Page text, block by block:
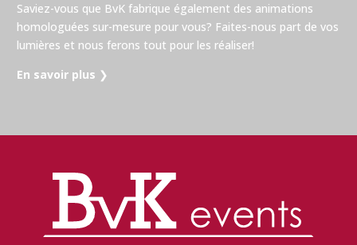
Saviez-vous que BvK fabrique également des animations
homologuées sur-mesure pour vous? Faites-nous part de vos
lumières et nous ferons tout pour les réaliser!
En savoir plus ❯